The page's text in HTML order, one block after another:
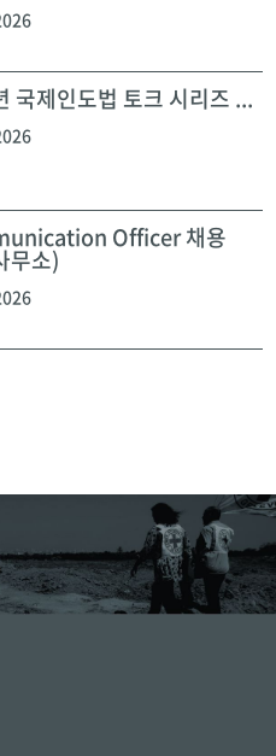
국제인도법 토크 시리즈 ...
Officer 채용
무소)